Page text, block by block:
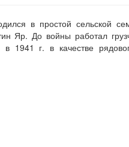
в простой сельской
Яр. До войны работал
1941 г. в качестве